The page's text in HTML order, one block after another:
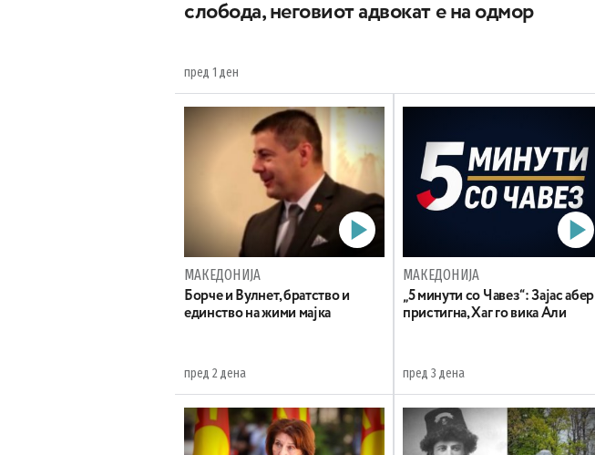
слобода, неговиот адвокат е на одмор
пред 1 ден
МАКЕДОНИЈА
Борче и Вулнет, братство и
единство на жими мајка
пред 2 дена
МАКЕДОНИЈА
„5 минути со Чавез“: Зајас абер
пристигна, Хаг го вика Али
пред 3 дена